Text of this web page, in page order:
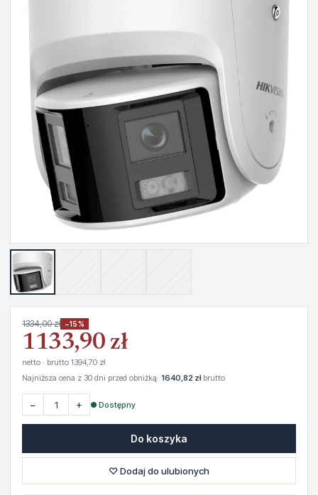
1334,00 zł −15%
1133,90 zł
netto · brutto 1394,70 zł
Najniższa cena z 30 dni przed obniżką: 1640,82 złbrutto
− + ● Dostępny
Do koszyka
♡ Dodaj do ulubionych